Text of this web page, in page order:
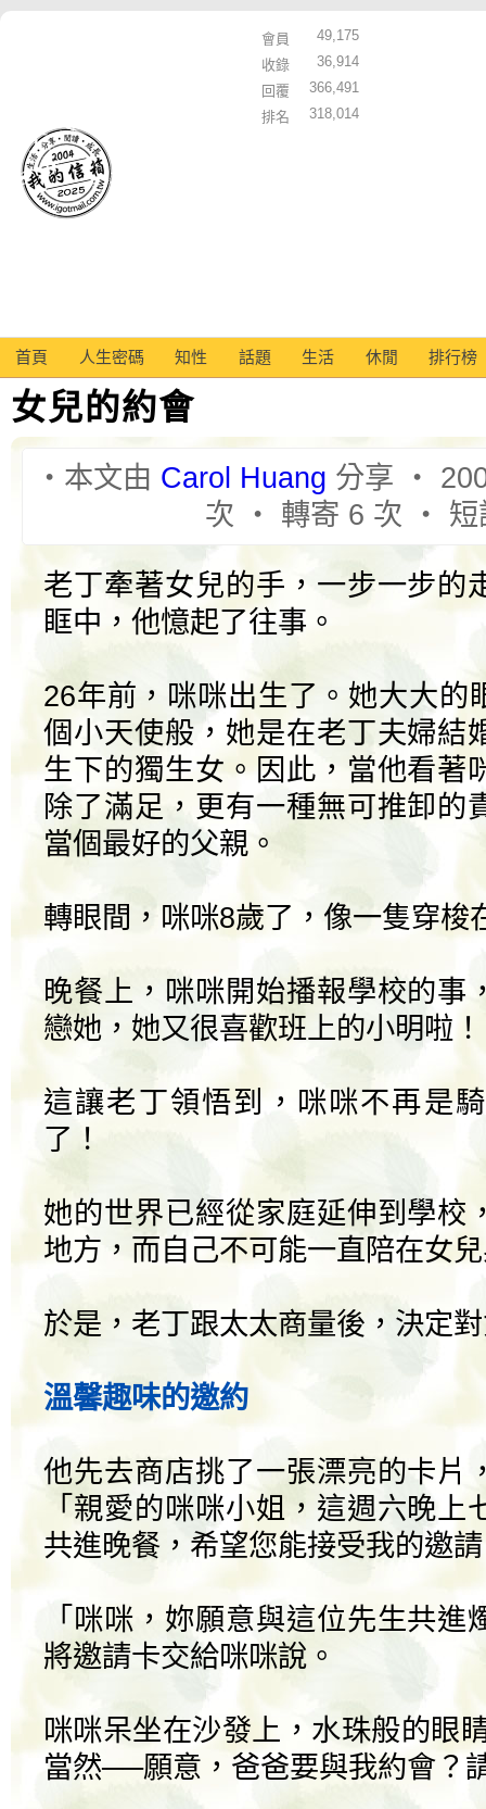
會員
49,175
收錄
36,914
回覆
366,491
排名
318,014
首頁 人生密碼 知性 話題 生活 休閒 排行榜
女兒的約會
‧本文由 Carol Huang 分享 ‧
次 ‧ 轉寄 6 次 ‧
老丁牽著女兒的手，一步一步的
眶中，他憶起了往事。
26年前，咪咪出生了。她大大的
個小天使般，她是在老丁夫婦結
生下的獨生女。因此，當他看著
除了滿足，更有一種無可推卸的
當個最好的父親。
轉眼間，咪咪8歲了，像一隻穿梭
晚餐上，咪咪開始播報學校的事
戀她，她又很喜歡班上的小明啦！
這讓老丁領悟到，咪咪不再是
了！
她的世界已經從家庭延伸到學校
地方，而自己不可能一直陪在女
於是，老丁跟太太商量後，決定
溫馨趣味的邀約
他先去商店挑了一張漂亮的卡片
「親愛的咪咪小姐，這週六晚
共進晚餐，希望您能接受我的邀
「咪咪，妳願意與這位先生共
將邀請卡交給咪咪說。
咪咪呆坐在沙發上，水珠般的眼
當然──願意，爸爸要與我約會？